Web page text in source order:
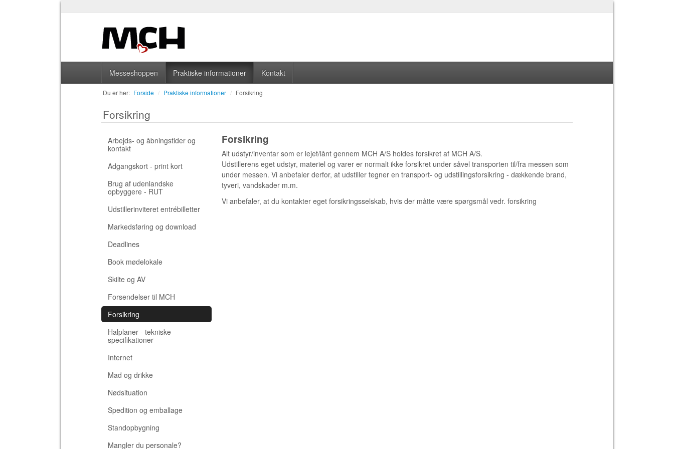
Messeshoppen Praktiske informationer Kontakt
Du er her: Forside / Praktiske informationer / Forsikring
Forsikring
Arbejds- og åbningstider og
kontakt
Adgangskort - print kort
Brug af udenlandske
opbyggere - RUT
Udstillerinviteret entrébilletter
Markedsføring og download
Deadlines
Book mødelokale
Skilte og AV
Forsendelser til MCH
Forsikring
Halplaner - tekniske
specifikationer
Internet
Mad og drikke
Nødsituation
Spedition og emballage
Standopbygning
Mangler du personale?
Forsikring
Alt udstyr/inventar som er lejet/lånt gennem MCH A/S holdes forsikret af MCH A/S.
Udstillerens eget udstyr, materiel og varer er normalt ikke forsikret under såvel transporten til/fra messen som
under messen. Vi anbefaler derfor, at udstiller tegner en transport- og udstillingsforsikring - dækkende brand,
tyveri, vandskader m.m.
Vi anbefaler, at du kontakter eget forsikringsselskab, hvis der måtte være spørgsmål vedr. forsikring